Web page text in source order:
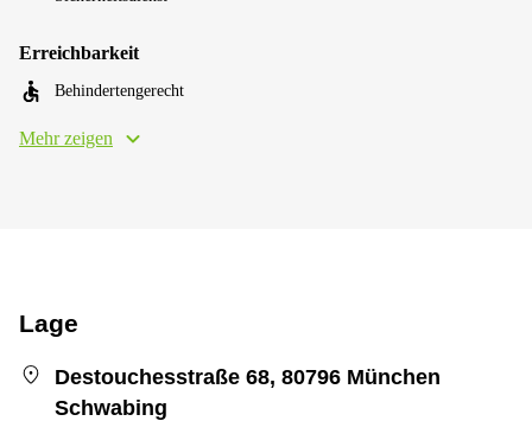
Erreichbarkeit
Behindertengerecht
Mehr zeigen
Lage
Destouchesstraße 68, 80796 München
Schwabing